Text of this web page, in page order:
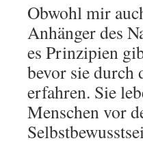
Obwohl mir
Anhänger des
es Prinzipien
bevor sie durch
erfahren. Sie
Menschen vor